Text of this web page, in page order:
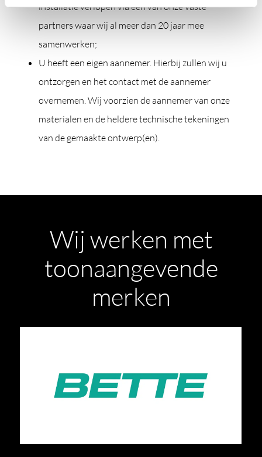
installatie verlopen via een van onze vaste
partners waar wij al meer dan 20 jaar mee
samenwerken;
U heeft een eigen aannemer. Hierbij zullen wij u
ontzorgen en het contact met de aannemer
overnemen. Wij voorzien de aannemer van onze
materialen en de heldere technische tekeningen
van de gemaakte ontwerp(en).
Wij werken met
toonaangevende
merken